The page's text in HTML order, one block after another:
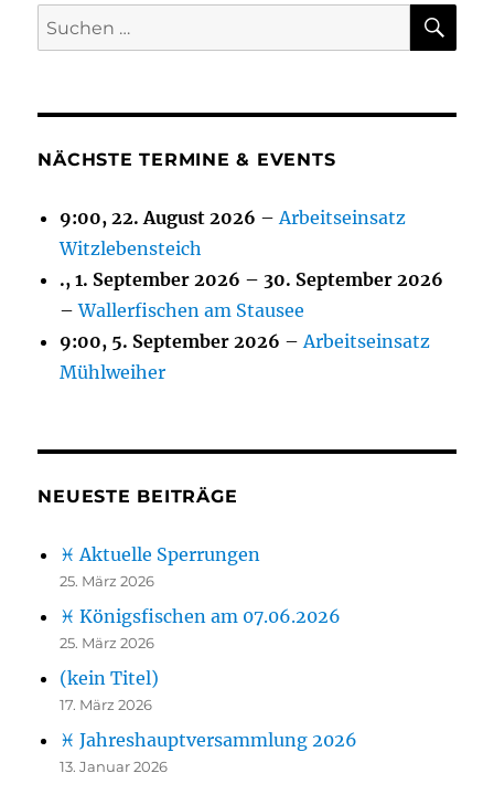
Suchen
nach:
NÄCHSTE TERMINE & EVENTS
9:00,22. August 2026 –Arbeitseinsatz
Witzlebensteich
.,1. September 2026 – 30. September 2026
–Wallerfischen am Stausee
9:00, 5. September 2026 –Arbeitseinsatz
Mühlweiher
NEUESTE BEITRÄGE
♓ Aktuelle Sperrungen
25. März 2026
♓ Königsfischen am 07.06.2026
25. März 2026
(kein Titel)
17. März 2026
♓ Jahreshauptversammlung 2026
13. Januar 2026